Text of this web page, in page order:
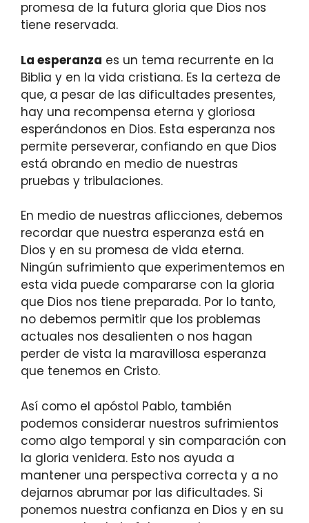
promesa de la futura gloria que Dios nos
tiene reservada.
La esperanza es un tema recurrente en la
Biblia y en la vida cristiana. Es la certeza de
que, a pesar de las dificultades presentes,
hay una recompensa eterna y gloriosa
esperándonos en Dios. Esta esperanza nos
permite perseverar, confiando en que Dios
está obrando en medio de nuestras
pruebas y tribulaciones.
En medio de nuestras aflicciones, debemos
recordar que nuestra esperanza está en
Dios y en su promesa de vida eterna.
Ningún sufrimiento que experimentemos en
esta vida puede compararse con la gloria
que Dios nos tiene preparada. Por lo tanto,
no debemos permitir que los problemas
actuales nos desalienten o nos hagan
perder de vista la maravillosa esperanza
que tenemos en Cristo.
Así como el apóstol Pablo, también
podemos considerar nuestros sufrimientos
como algo temporal y sin comparación con
la gloria venidera. Esto nos ayuda a
mantener una perspectiva correcta y a no
dejarnos abrumar por las dificultades. Si
ponemos nuestra confianza en Dios y en su